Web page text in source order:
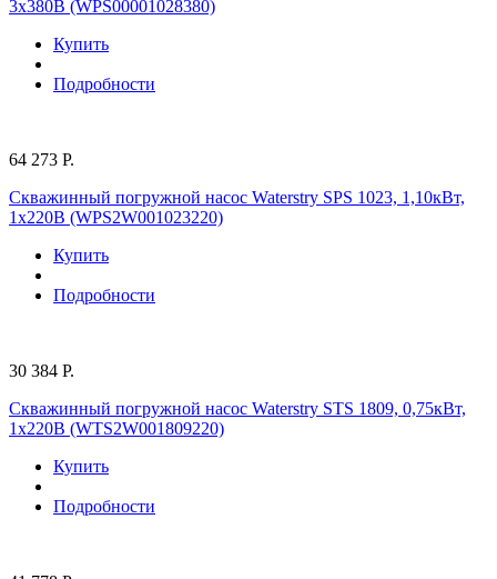
3х380В (WPS00001028380)
Купить
Подробности
64 273 Р.
Скважинный погружной насос Waterstry SPS 1023, 1,10кВт,
1х220В (WPS2W001023220)
Купить
Подробности
30 384 Р.
Скважинный погружной насос Waterstry STS 1809, 0,75кВт,
1х220В (WTS2W001809220)
Купить
Подробности